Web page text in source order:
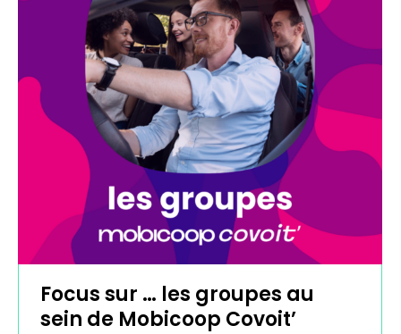
Focus sur … les groupes au
sein de Mobicoop Covoit’